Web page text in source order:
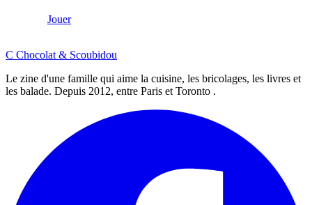
Jouer
C Chocolat & Scoubidou
Le zine d'une famille qui aime la cuisine, les bricolages, les livres et
les balade. Depuis 2012, entre Paris et Toronto .